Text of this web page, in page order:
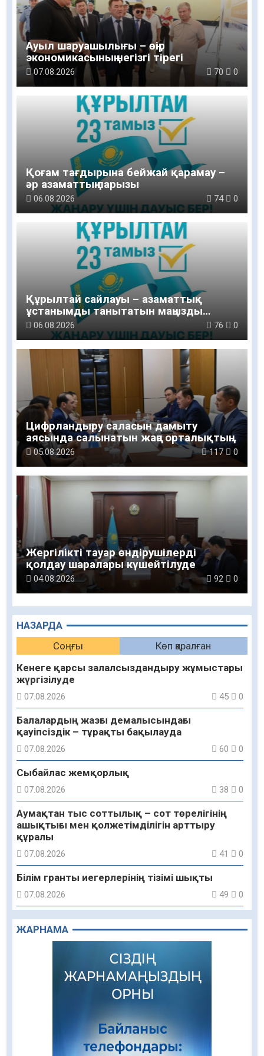
НАЗАРДА
Соңғы
Көп қаралған
Кенеге қарсы залалсыздандыру жұмыстары
жүргізілуде
07.08.2026 45 0
Балалардың жазғы демалысындағы
қауіпсіздік – тұрақты бақылауда
07.08.2026 60 0
Сыбайлас жемқорлық
07.08.2026 38 0
Аумақтан тыс соттылық – сот төрелігінің
ашықтығы мен қолжетімділігін арттыру
құралы
07.08.2026 41 0
Білім гранты иегерлерінің тізімі шықты
07.08.2026 49 0
«Дауыс беру учаскесін қалай табуға болады?»￼
07.08.2026
Қазақстандықтар Құрылтай сайлауынан
жақсылық күтеді – қоғамдық пікір зерттеуі
Қаржылық сауаттылықты арттыруға
бағытталған кездесу өтті
ЖАРНАМА
Ауыл шаруашылығы – өңір
экономикасының негізгі тірегі
07.08.2026 70 0
Қоғам тағдырына бейжай қарамау –
әр азаматтың парызы
06.08.2026 74 0
Құрылтай сайлауы – азаматтық
ұстанымды танытатын маңызды
қадам
06.08.2026 76 0
Цифрландыру саласын дамыту
аясында салынатын жаңа орталықтың
жобасы талқыланды
05.08.2026 117 0
Жергілікті тауар өндірушілерді
қолдау шаралары күшейтілуде
04.08.2026 92 0